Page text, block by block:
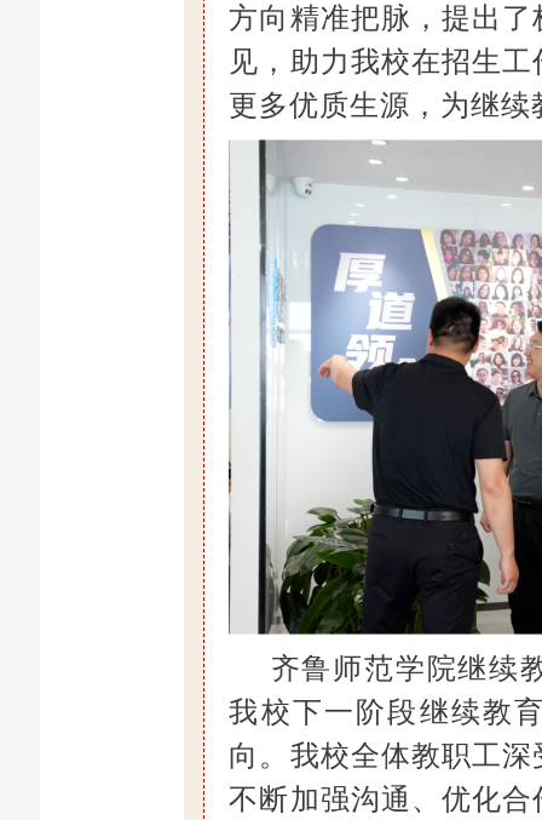
方向精准把脉，提出
见，助力我校在招生
更多优质生源，为继
齐鲁师范学院继续
我校下一阶段继续教
向。我校全体教职工
不断加强沟通、优化